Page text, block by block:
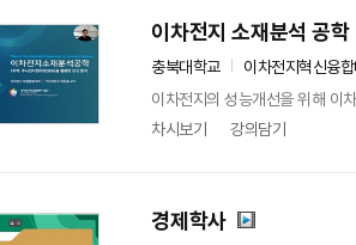
이차전지 소재분석 공학
충북대학교
이차전지혁신융
이차전지의 성능개선을 위해 이
차시보기
강의담기
경제학사